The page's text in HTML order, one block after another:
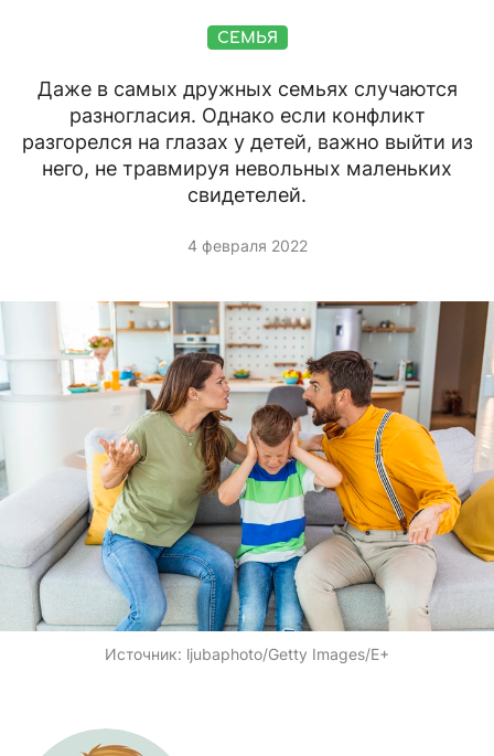
СЕМЬЯ
Даже в самых дружных семьях случаются
разногласия. Однако если конфликт
разгорелся на глазах у детей, важно выйти из
него, не травмируя невольных маленьких
свидетелей.
4 февраля 2022
Источник: ljubaphoto/Getty Images/E+